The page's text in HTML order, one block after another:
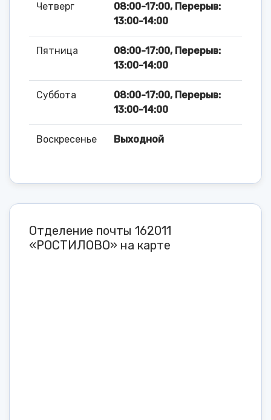
Четверг
08:00-17:00, Перерыв:
13:00-14:00
Пятница
08:00-17:00, Перерыв:
13:00-14:00
Суббота
08:00-17:00, Перерыв:
13:00-14:00
Воскресенье Выходной
Отделение почты 162011
«РОСТИЛОВО» на карте